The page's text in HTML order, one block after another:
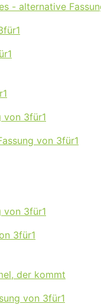
- alternative
von 3für1
von 3für1
von 3für1
3für1
der kommt
von 3für1